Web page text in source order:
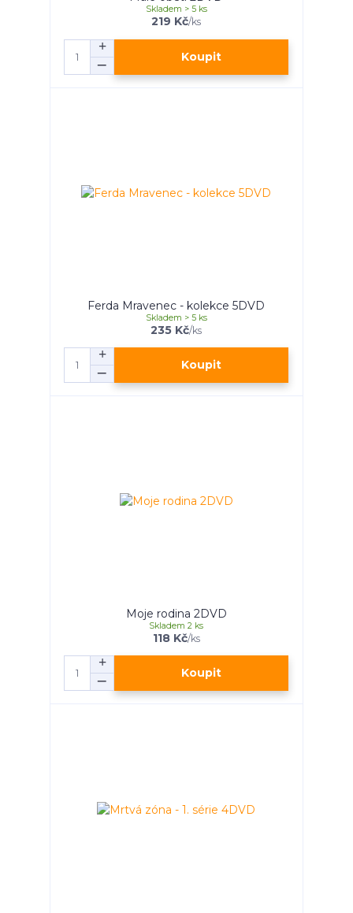
219 Kč/ks
Skladem > 5 ks
Koupit
Ferda Mravenec - kolekce 5DVD
235 Kč/ks
Skladem > 5 ks
Koupit
Moje rodina 2DVD
118 Kč/ks
Skladem 2 ks
Koupit